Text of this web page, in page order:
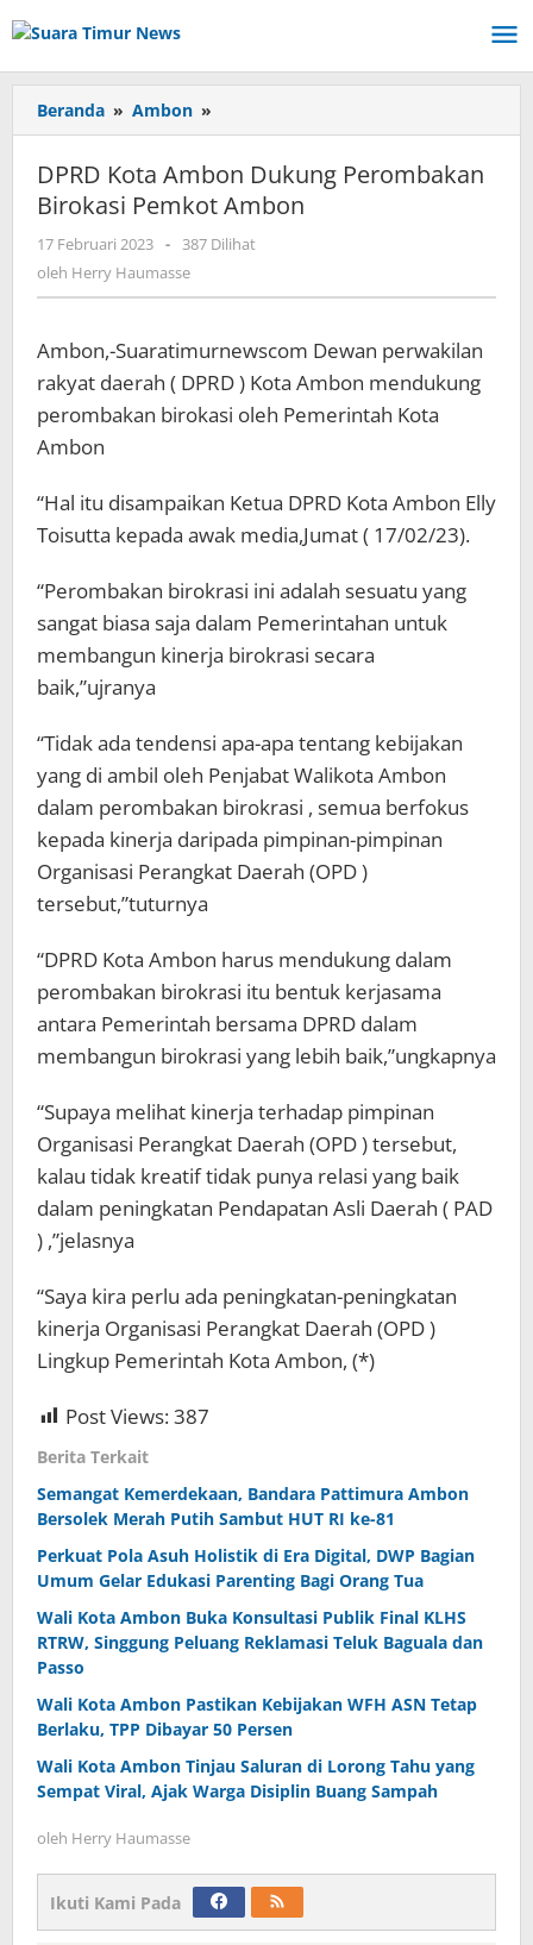
ke
Beranda » Ambon »
Kota
Dukung
Perombakan
Birokasi
DPRD Kota Ambon Dukung Perombakan
Birokasi Pemkot Ambon
17 Februari 2023 oleh
Herry
- 387 Dilihat
oleh Herry Haumasse
Ambon,-Suaratimurnewscom Dewan perwakilan
rakyat daerah ( DPRD ) Kota Ambon mendukung
perombakan birokasi oleh Pemerintah Kota
Ambon
“Hal itu disampaikan Ketua DPRD Kota Ambon Elly
Toisutta kepada awak media,Jumat ( 17/02/23).
“Perombakan birokrasi ini adalah sesuatu yang
sangat biasa saja dalam Pemerintahan untuk
membangun kinerja birokrasi secara
baik,”ujranya
“Tidak ada tendensi apa-apa tentang kebijakan
yang di ambil oleh Penjabat Walikota Ambon
dalam perombakan birokrasi , semua berfokus
kepada kinerja daripada pimpinan-pimpinan
Organisasi Perangkat Daerah (OPD )
tersebut,”tuturnya
“DPRD Kota Ambon harus mendukung dalam
perombakan birokrasi itu bentuk kerjasama
antara Pemerintah bersama DPRD dalam
membangun birokrasi yang lebih baik,”ungkapnya
“Supaya melihat kinerja terhadap pimpinan
Organisasi Perangkat Daerah (OPD ) tersebut,
kalau tidak kreatif tidak punya relasi yang baik
dalam peningkatan Pendapatan Asli Daerah ( PAD
) ,”jelasnya
“Saya kira perlu ada peningkatan-peningkatan
kinerja Organisasi Perangkat Daerah (OPD )
Lingkup Pemerintah Kota Ambon, (*)
Post Views:387
Berita Terkait
Semangat Kemerdekaan, Bandara Pattimura Ambon
Bersolek Merah Putih Sambut HUT RI ke-81
Perkuat Pola Asuh Holistik di Era Digital, DWP Bagian
Umum Gelar Edukasi Parenting Bagi Orang Tua
Wali Kota Ambon Buka Konsultasi Publik Final KLHS
RTRW, Singgung Peluang Reklamasi Teluk Baguala dan
Passo
Wali Kota Ambon Pastikan Kebijakan WFH ASN Tetap
Berlaku, TPP Dibayar 50 Persen
Wali Kota Ambon Tinjau Saluran di Lorong Tahu yang
Sempat Viral, Ajak Warga Disiplin Buang Sampah
oleh Herry Haumasse
Ikuti Kami Pada